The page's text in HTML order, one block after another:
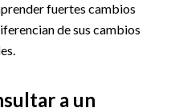
fuertes cambios
de sus cambios
a un